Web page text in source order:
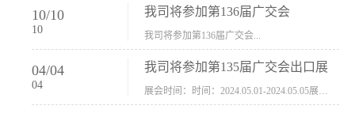
10/10
10
我司将参加第136届广交会
我司将参加第136届广交会...
04/04
04
我司将参加第135届广交会出口展
展会时间：时间：2024.05.01-2024.05.05展会地址：中国进出口商品交易会展馆福建康莱宝公司展位号12.1G37-38、H11-12，浙江康莱宝展位号17.1B23-24、C19-20...